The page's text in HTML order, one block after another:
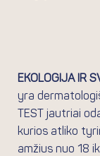
EKOLOGIJA IR
yra
TEST jautriai
kurios atliko
amžius nuo 18